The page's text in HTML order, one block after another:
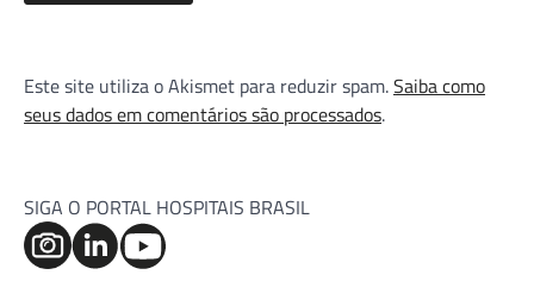
Este site utiliza o Akismet para reduzir spam.Saiba como
seus dados em comentários são processados.
SIGA O PORTAL HOSPITAIS BRASIL